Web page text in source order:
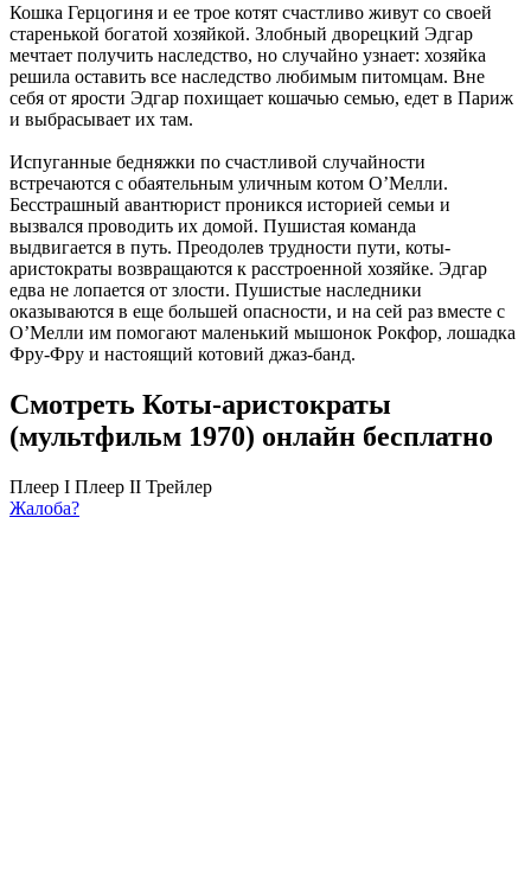
Кошка Герцогиня и ее трое котят счастливо живут со своей
старенькой богатой хозяйкой. Злобный дворецкий Эдгар
мечтает получить наследство, но случайно узнает: хозяйка
решила оставить все наследство любимым питомцам. Вне
себя от ярости Эдгар похищает кошачью семью, едет в Париж
и выбрасывает их там.
Испуганные бедняжки по счастливой случайности
встречаются с обаятельным уличным котом О’Мелли.
Бесстрашный авантюрист проникся историей семьи и
вызвался проводить их домой. Пушистая команда
выдвигается в путь. Преодолев трудности пути, коты-
аристократы возвращаются к расстроенной хозяйке. Эдгар
едва не лопается от злости. Пушистые наследники
оказываются в еще большей опасности, и на сей раз вместе с
О’Мелли им помогают маленький мышонок Рокфор, лошадка
Фру-Фру и настоящий котовий джаз-банд.
Смотреть Коты-аристократы
(мультфильм 1970) онлайн бесплатно
Плеер I Плеер II Трейлер
Жалоба?